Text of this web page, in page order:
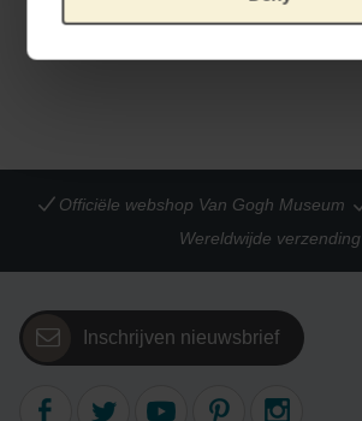
Officiële webshop Van Gogh Museum
Wereldwijde verzending
Inschrijven nieuwsbrief